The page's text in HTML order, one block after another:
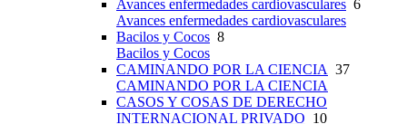
Avances enfermedades cardiovasculares 6
Avances enfermedades cardiovasculares
Bacilos y Cocos 8
Bacilos y Cocos
CAMINANDO POR LA CIENCIA 37
CAMINANDO POR LA CIENCIA
CASOS Y COSAS DE DERECHO
INTERNACIONAL PRIVADO 10